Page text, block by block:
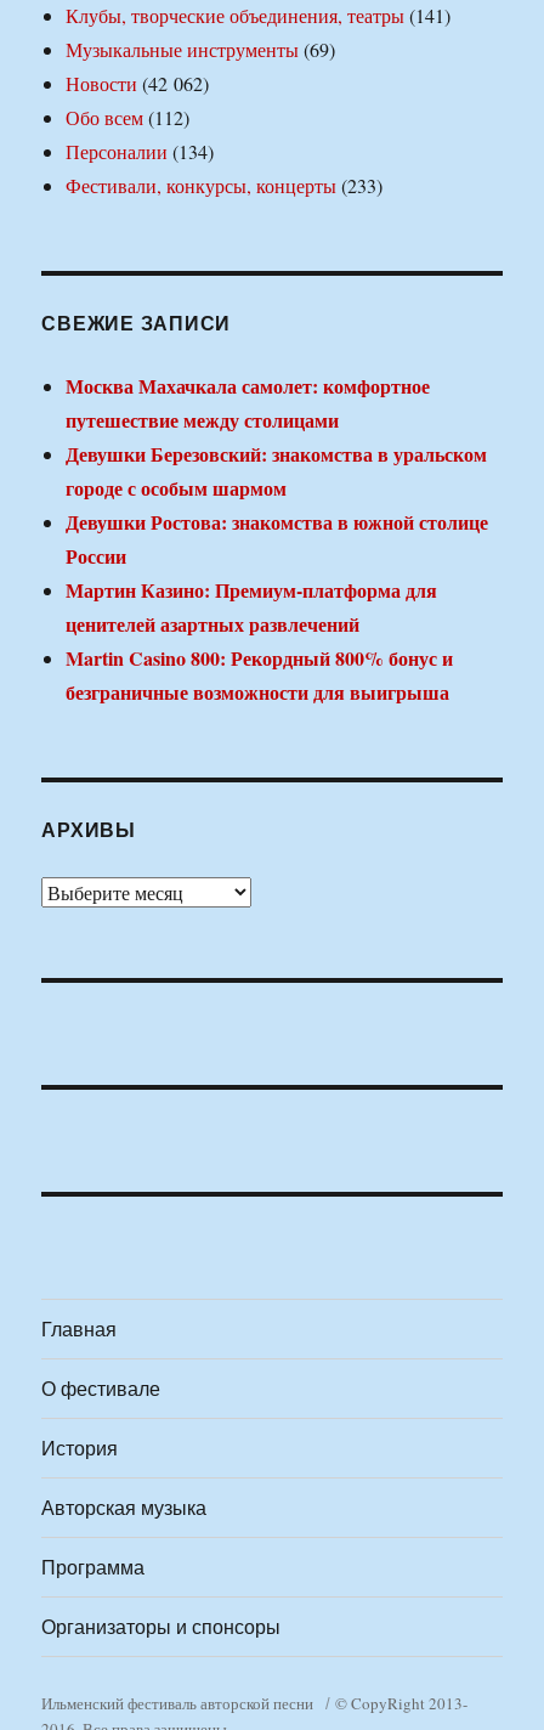
Клубы, творческие объединения, театры(141)
Музыкальные инструменты(69)
Новости (42 062)
Обо всем(112)
Персоналии (134)
Фестивали, конкурсы, концерты(233)
СВЕЖИЕ ЗАПИСИ
Москва Махачкала самолет: комфортное
путешествие между столицами
Девушки Березовский: знакомства в уральском
городе с особым шармом
Девушки Ростова: знакомства в южной столице
России
Мартин Казино: Премиум-платформа для
ценителей азартных развлечений
Martin Casino 800: Рекордный 800% бонус и
безграничные возможности для выигрыша
АРХИВЫ
Архивы
Главная
О фестивале
История
Авторская музыка
Программа
Организаторы и спонсоры
Ильменский фестиваль авторской песни
© CopyRight 2013-